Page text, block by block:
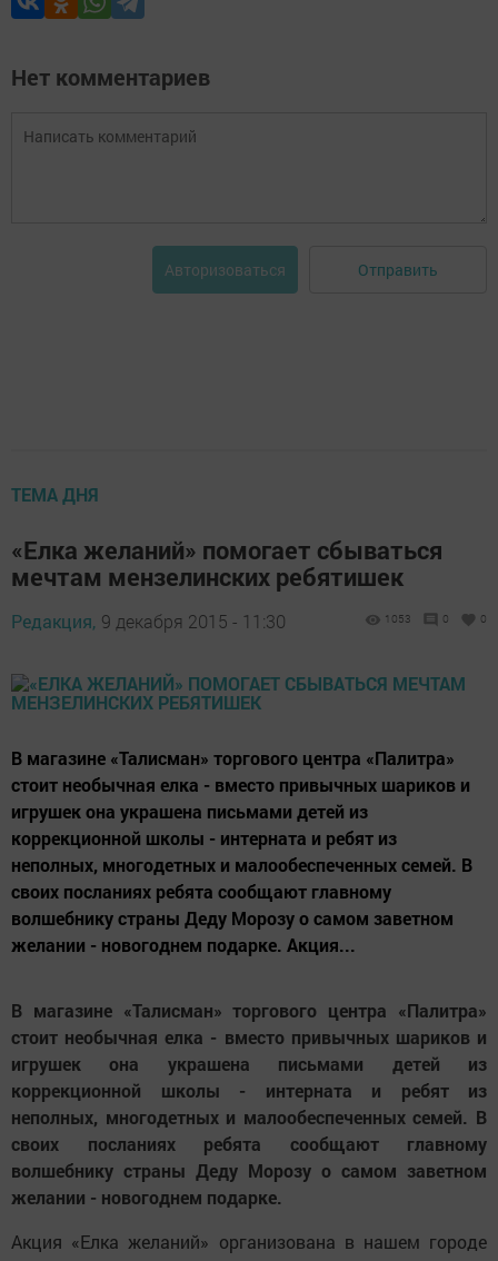
Нет комментариев
Авторизоваться Отправить
ТЕМА ДНЯ
«Елка желаний» помогает сбываться
мечтам мензелинских ребятишек
Редакция, 9 декабря 2015 - 11:30 1053 0 0
В магазине «Талисман» торгового центра «Палитра»
стоит необычная елка - вместо привычных шариков и
игрушек она украшена письмами детей из
коррекционной школы - интерната и ребят из
неполных, многодетных и малообеспеченных семей. В
своих посланиях ребята сообщают главному
волшебнику страны Деду Морозу о самом заветном
желании - новогоднем подарке. Акция...
В магазине «Талисман» торгового центра «Палитра»
стоит необычная елка - вместо привычных шариков и
игрушек она украшена письмами детей из
коррекционной школы - интерната и ребят из
неполных, многодетных и малообеспеченных семей. В
своих посланиях ребята сообщают главному
волшебнику страны Деду Морозу о самом заветном
желании - новогоднем подарке.
Акция «Елка желаний» организована в нашем городе